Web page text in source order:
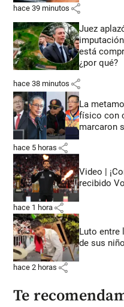
hace 39 minutos share
Juez
está
¿por qué?
hace 38 minutos share
La
físico con
marcaron
hace 5 horas share
Video |
recibido
hace 1 hora share
Luto entre
de sus
hace 2 horas share
Te